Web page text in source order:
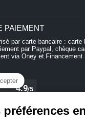
préférences
PAIEMENT